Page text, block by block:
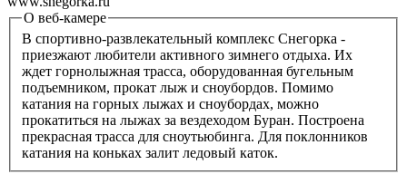
О веб-камере
В спортивно-развлекательный комплекс Снегорка -
приезжают любители активного зимнего отдыха. Их
ждет горнолыжная трасса, оборудованная бугельным
подъемником, прокат лыж и сноубордов. Помимо
катания на горных лыжах и сноубордах, можно
прокатиться на лыжах за вездеходом Буран. Построена
прекрасная трасса для сноутьюбинга. Для поклонников
катания на коньках залит ледовый каток.